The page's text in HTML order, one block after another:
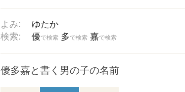
よみ:
ゆたか
検索:
優で検索 多 で検索 嘉で検索
優多嘉と書く男の子の名前